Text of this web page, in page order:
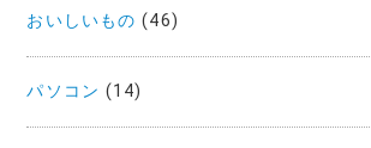
おいしいもの (46)
パソコン (14)